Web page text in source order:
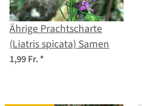
Ährige Prachtscharte
(Liatris spicata) Samen
1,99 Fr.*